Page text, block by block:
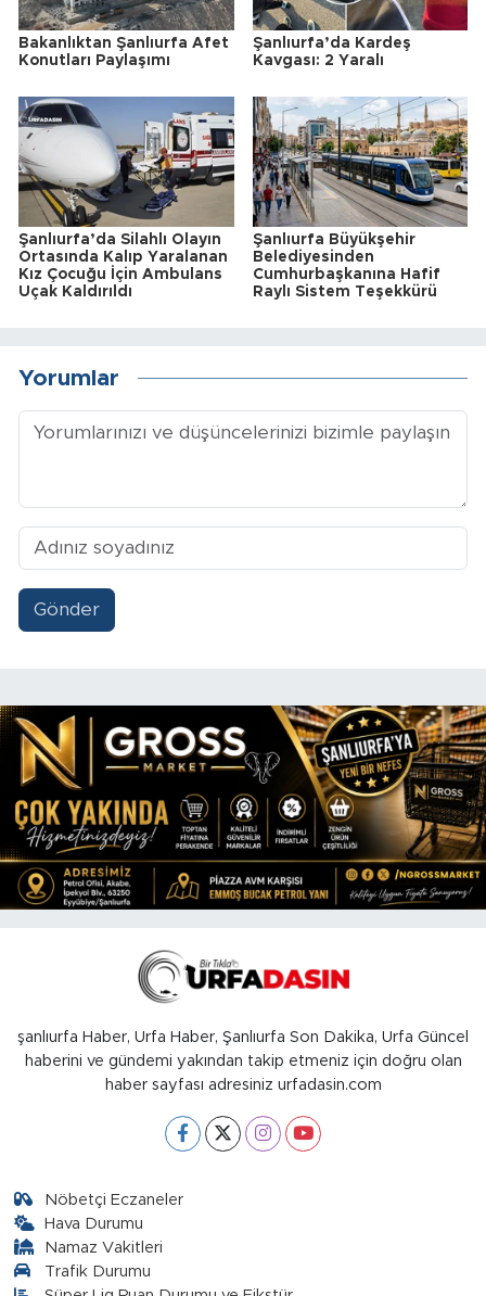
Bakanlıktan Şanlıurfa Afet
Konutları Paylaşımı
Şanlıurfa’da Kardeş
Kavgası: 2 Yaralı
Şanlıurfa’da Silahlı Olayın
Ortasında Kalıp Yaralanan
Kız Çocuğu İçin Ambulans
Uçak Kaldırıldı
Şanlıurfa Büyükşehir
Belediyesinden
Cumhurbaşkanına Hafif
Raylı Sistem Teşekkürü
Yorumlar
Gönder
şanlıurfa Haber, Urfa Haber, Şanlıurfa Son Dakika, Urfa Güncel
haberini ve gündemi yakından takip etmeniz için doğru olan
haber sayfası adresiniz urfadasin.com
Nöbetçi Eczaneler
Hava Durumu
Namaz Vakitleri
Trafik Durumu